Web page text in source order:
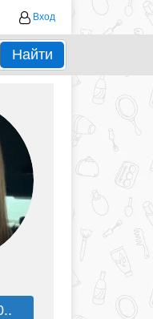
Вход
Найти